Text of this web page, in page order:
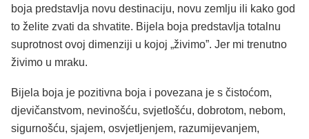
boja predstavlja novu destinaciju, novu zemlju ili kako god
to želite zvati da shvatite. Bijela boja predstavlja totalnu
suprotnost ovoj dimenziji u kojoj „živimo”. Jer mi trenutno
živimo u mraku.
Bijela boja je pozitivna boja i povezana je s čistoćom,
djevičanstvom, nevinošću, svjetlošću, dobrotom, nebom,
sigurnošću, sjajem, osvjetljenjem, razumijevanjem,